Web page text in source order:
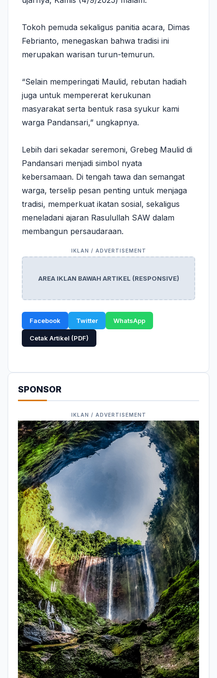
Tokoh pemuda sekaligus panitia acara, Dimas
Febrianto, menegaskan bahwa tradisi ini
merupakan warisan turun-temurun.
“Selain memperingati Maulid, rebutan hadiah
juga untuk mempererat kerukunan
masyarakat serta bentuk rasa syukur kami
warga Pandansari,” ungkapnya.
Lebih dari sekadar seremoni, Grebeg Maulid di
Pandansari menjadi simbol nyata
kebersamaan. Di tengah tawa dan semangat
warga, terselip pesan penting untuk menjaga
tradisi, memperkuat ikatan sosial, sekaligus
meneladani ajaran Rasulullah SAW dalam
membangun persaudaraan.
AREA IKLAN BAWAH ARTIKEL (RESPONSIVE)
Facebook Twitter WhatsApp
Cetak Artikel (PDF)
SPONSOR